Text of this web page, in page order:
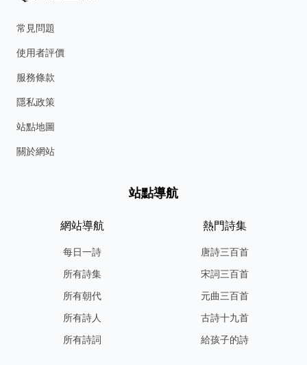
常見問題
使用者評價
服務條款
隱私政策
站點地圖
關於網站
站點導航
網站導航
每日一詩
所有詩集
所有朝代
所有詩人
所有詩詞
熱門詩集
唐詩三百首
宋詞三百首
元曲三百首
古詩十九首
給孩子的詩